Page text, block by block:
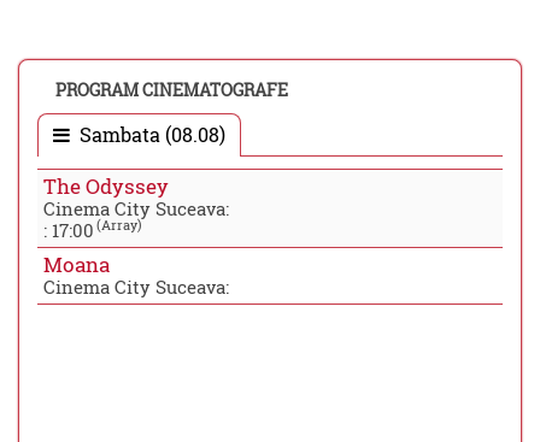
PROGRAM CINEMATOGRAFE
Sambata (08.08)
The Odyssey
Cinema City Suceava:
: 17:00 (Array)
Moana
Cinema City Suceava: